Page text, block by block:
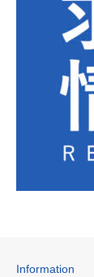
Information